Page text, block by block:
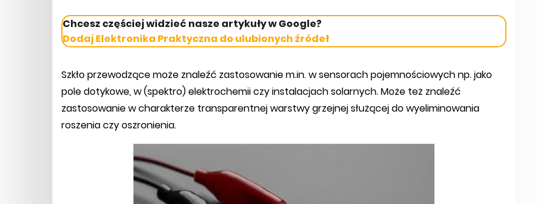
Chcesz częściej widzieć nasze artykuły w Google?
Dodaj Elektronika Praktyczna do ulubionych źródeł
Szkło przewodzące może znaleźć zastosowanie m.in. w sensorach pojemnościowych np. jako
pole dotykowe, w (spektro) elektrochemii czy instalacjach solarnych. Może też znaleźć
zastosowanie w charakterze transparentnej warstwy grzejnej służącej do wyeliminowania
roszenia czy oszronienia.